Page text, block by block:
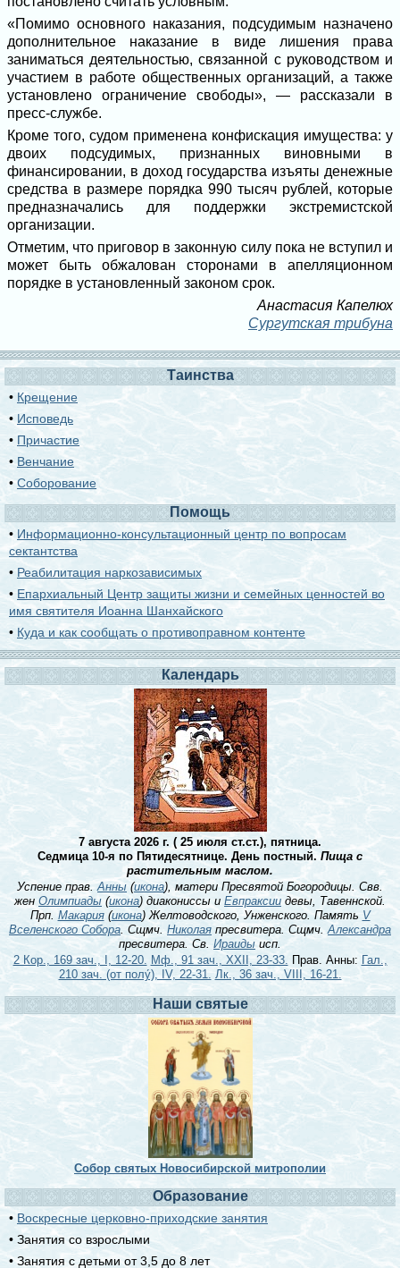
«Помимо основного наказания, подсудимым назначено
дополнительное наказание в виде лишения права
заниматься деятельностью, связанной с руководством и
участием в работе общественных организаций, а также
установлено ограничение свободы», — рассказали в
пресс-службе.
Кроме того, судом применена конфискация имущества: у
двоих подсудимых, признанных виновными в
финансировании, в доход государства изъяты денежные
средства в размере порядка 990 тысяч рублей, которые
предназначались для поддержки экстремистской
организации.
Отметим, что приговор в законную силу пока не вступил и
может быть обжалован сторонами в апелляционном
порядке в установленный законом срок.
Анастасия Капелюх
Сургутская трибуна
Таинства
• Крещение
• Исповедь
• Причастие
• Венчание
•Соборование
Помощь
• Информационно-консультационный центр по вопросам
сектантства
• Реабилитация наркозависимых
• Епархиальный Центр защиты жизни и семейных ценностей во
имя святителя Иоанна Шанхайского
• Куда и как сообщать о противоправном контенте
Календарь
7 августа 2026 г. ( 25 июля ст.ст.), пятница.
Седмица 10-я по Пятидесятнице. День постный. Пища с
растительным маслом.
Успение прав.Анны (икона), матери Пресвятой Богородицы. Свв.
жен Олимпиады (икона) диакониссы и Евпраксии девы, Тавеннской.
Прп.Макария(икона) Желтоводского, Унженского. Память V
Вселенского Собора. Сщмч. Николая пресвитера. Сщмч.Александра
пресвитера. Св. Ираидыисп.
2 Кор., 169 зач., I, 12-20. Мф., 91 зач., XXII, 23-33. Прав. Анны: Гал.,
210 зач. (от полу́), IV, 22-31. Лк., 36 зач., VIII, 16-21.
Наши святые
Собор святых Новосибирской митрополии
Образование
• Воскресные церковно-приходские занятия
• Занятия со взрослыми
• Занятия с детьми от 3,5 до 8 лет